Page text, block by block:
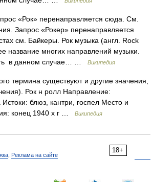
«Рок» перенаправляется сюда. Cм.
Запрос «Рокер» перенаправляется
см. Байкеры. Рок музыка (англ. Rock
многих направлений музыки.
в данном случае… …
Википедия
термина существуют и другие значения,
Рок н ролл Направление:
блюз, кантри, госпел Место и
конец 1940 х г …
Википедия
18+
Реклама на сайте